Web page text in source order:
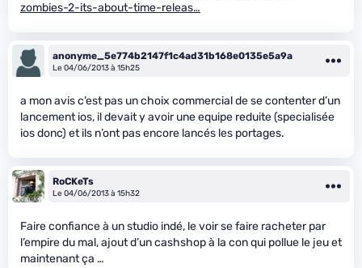
zombies-2-its-about-time-releas…
anonyme_5e774b2147f1c4ad31b168e0135e5a9a
Le 04/06/2013 à 15h25
a mon avis c’est pas un choix commercial de se contenter d’un
lancement ios, il devait y avoir une equipe reduite (specialisée
ios donc) et ils n’ont pas encore lancés les portages.
RoCKeTs
Le 04/06/2013 à 15h32
Faire confiance à un studio indé, le voir se faire racheter par
l’empire du mal, ajout d’un cashshop à la con qui pollue le jeu et
maintenant ça …